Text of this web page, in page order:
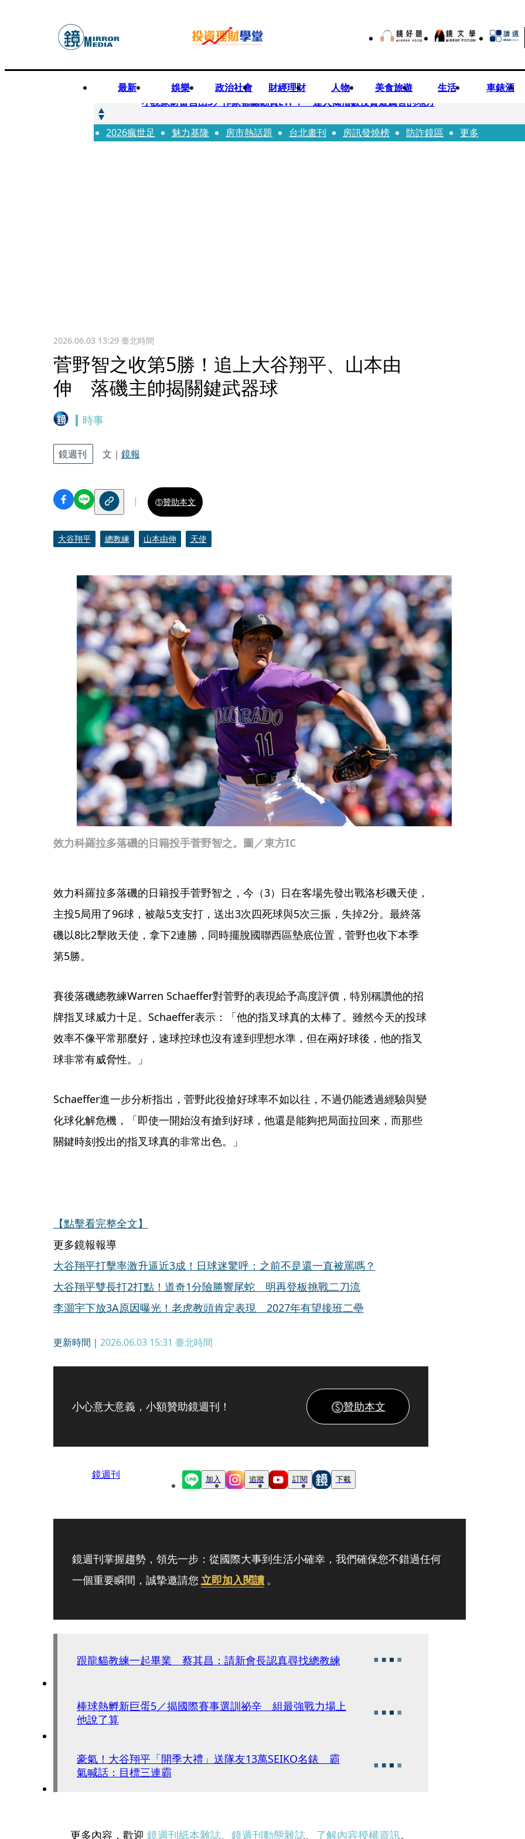
最新 娛樂 政治社會 財經理財 人物 美食旅遊 生活 車錶酒
快訊
小說家財富自由3／作家都聽勸買ETF！ 達人揭指數投資最厲害的地方
快訊
《殺手媽咪》孔曉振揹什麼包？ DELVAUX兩款經典包成劇中焦點
2026瘋世足 魅力基隆 房市熱話題 台北畫刊 房訊發燒榜 防詐鏡區 更多
2026.06.03 13:29臺北時間
菅野智之收第5勝！追上大谷翔平、山本由
伸 落磯主帥揭關鍵武器球
時事
效力科羅拉多落磯的日籍投手菅野智之。圖／東方IC
鏡週刊 文｜ 鏡報
贊助本文
大谷翔平 總教練 山本由伸 天使
效力科羅拉多落磯的日籍投手菅野智之，今（3）日在客場先發出戰洛杉磯天使，
主投5局用了96球，被敲5支安打，送出3次四死球與5次三振，失掉2分。最終落
磯以8比2擊敗天使，拿下2連勝，同時擺脫國聯西區墊底位置，菅野也收下本季
第5勝。
賽後落磯總教練Warren Schaeffer對菅野的表現給予高度評價，特別稱讚他的招
牌指叉球威力十足。Schaeffer表示：「他的指叉球真的太棒了。雖然今天的投球
效率不像平常那麼好，速球控球也沒有達到理想水準，但在兩好球後，他的指叉
球非常有威脅性。」
Schaeffer進一步分析指出，菅野此役搶好球率不如以往，不過仍能透過經驗與變
化球化解危機，「即使一開始沒有搶到好球，他還是能夠把局面拉回來，而那些
關鍵時刻投出的指叉球真的非常出色。」
【點擊看完整全文】
更多鏡報報導
大谷翔平打擊率激升逼近3成！日球迷驚呼：之前不是還一直被罵嗎？
大谷翔平雙長打2打點！道奇1分險勝響尾蛇 明再登板挑戰二刀流
李灝宇下放3A原因曝光！老虎教頭肯定表現 2027年有望接班二壘
更新時間｜ 2026.06.03 15:31 臺北時間
小心意大意義，小額贊助鏡週刊！ 贊助本文
鏡週刊 加入 追蹤 訂閱 下載
鏡週刊掌握趨勢，領先一步：從國際大事到生活小確幸，我們確保您不錯過任何
一個重要瞬間，誠摯邀請您 立即加入閱讀 。
跟龍貓教練一起畢業 蔡其昌：請新會長認真尋找總教練
棒球熱孵新巨蛋5／揭國際賽事選訓祕辛 組最強戰力場上
他說了算
豪氣！大谷翔平「開季大禮」送隊友13萬SEIKO名錶 霸
氣喊話：目標三連霸
更多內容，歡迎 鏡週刊紙本雜誌、 鏡週刊動態雜誌、 了解內容授權資訊。